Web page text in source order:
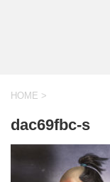
HOME >
dac69fbc-s